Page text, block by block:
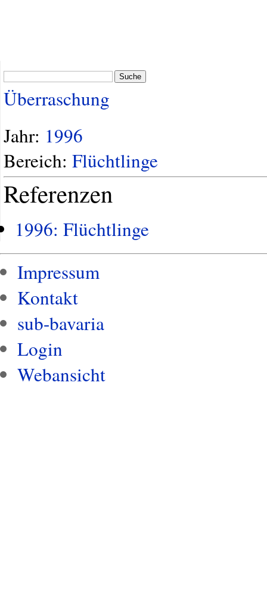
Suche
Überraschung
Jahr: 1996
Bereich: Flüchtlinge
Referenzen
1996: Flüchtlinge
Impressum
Kontakt
sub-bavaria
Login
Webansicht